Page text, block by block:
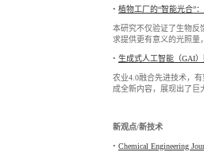
• 植物工厂的“智能光合”
本研究不仅验证了生物反
求提供更有意义的光照量
• 生成式人工智能（GAI
农业4.0融合先进技术，
成全新内容，展现出了巨
新观点/新技术
• Chemical Engineering